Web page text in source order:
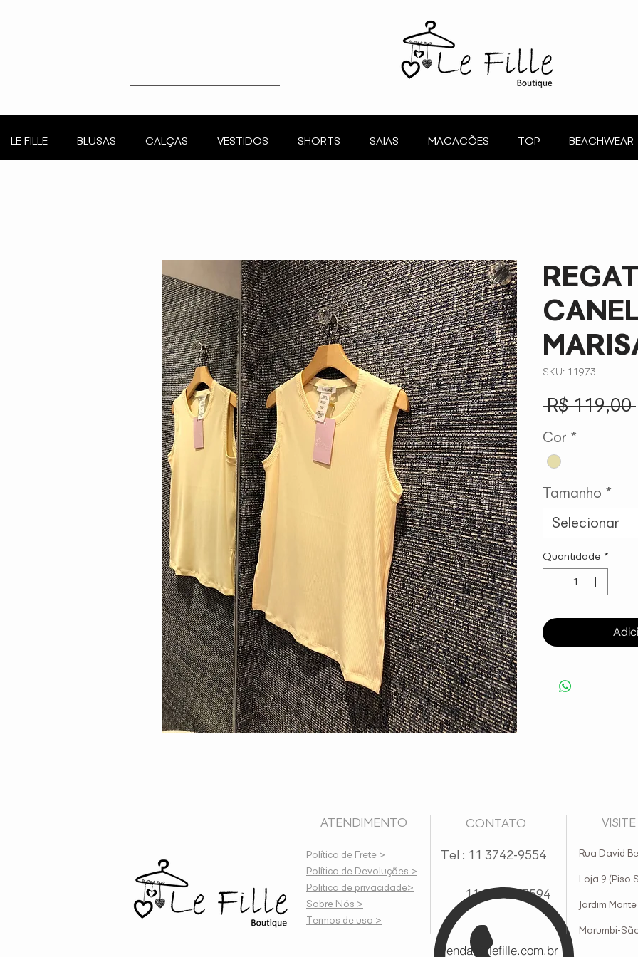
LE FILLE BLUSAS CALÇAS VESTIDOS SHORTS SAIAS MACACÕES TOP BEACHWEAR
SKU: 11973
R$ 119,00
Cor *
Tamanho *
Selecionar
Quantidade *
ATENDIMENTO
Política de Frete >
Política de Devoluções >
Politica de privacidade>
Sobre Nós >
Termos de uso >
CONTATO
Tel : 11 3742-9554
11 95607-7594
vendas@lefille.com.br
VISITE
Rua David
Loja 9 (Piso
Jardim
Morumbi-